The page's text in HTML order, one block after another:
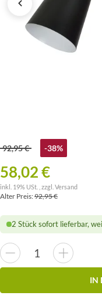
92,95 € -38%
58,02 €
inkl. 19% USt. , zzgl. Versand
Alter Preis:92,95 €
2 Stück sofort lieferbar,
IN